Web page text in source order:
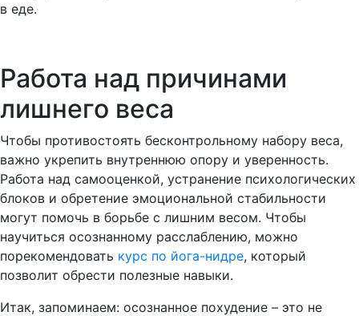
в еде.
Работа над причинами
лишнего веса
Чтобы противостоять бесконтрольному набору веса,
важно укрепить внутреннюю опору и уверенность.
Работа над самооценкой, устранение психологических
блоков и обретение эмоциональной стабильности
могут помочь в борьбе с лишним весом. Чтобы
научиться осознанному расслаблению, можно
порекомендовать курс по йога-нидре, который
позволит обрести полезные навыки.
Итак, запоминаем: осознанное похудение – это не